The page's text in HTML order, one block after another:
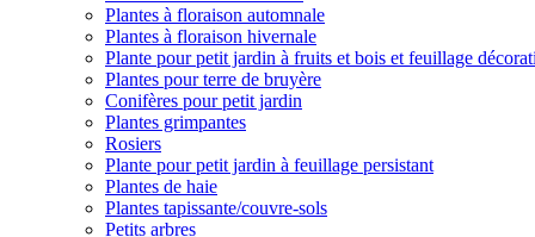
Plantes à floraison automnale
Plantes à floraison hivernale
Plante pour petit jardin à fruits et bois et feuillage
Plantes pour terre de bruyère
Conifères pour petit jardin
Plantes grimpantes
Rosiers
Plante pour petit jardin à feuillage persistant
Plantes de haie
Plantes tapissante/couvre-sols
Petits arbres